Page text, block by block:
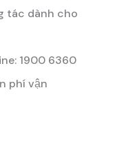
tác dành cho
1900 6360
phí vận